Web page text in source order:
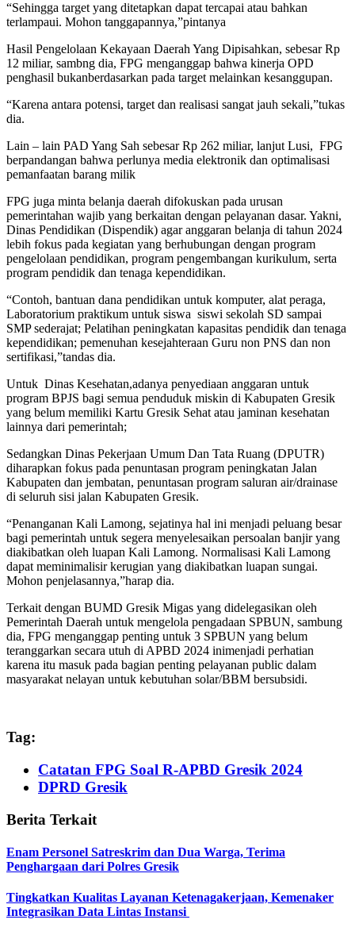
“Sehingga target yang ditetapkan dapat tercapai atau bahkan
terlampaui. Mohon tanggapannya,”pintanya
Hasil Pengelolaan Kekayaan Daerah Yang Dipisahkan, sebesar Rp
12 miliar, sambng dia, FPG menganggap bahwa kinerja OPD
penghasil bukanberdasarkan pada target melainkan kesanggupan.
“Karena antara potensi, target dan realisasi sangat jauh sekali,”tukas
dia.
Lain – lain PAD Yang Sah sebesar Rp 262 miliar, lanjut Lusi, FPG
berpandangan bahwa perlunya media elektronik dan optimalisasi
pemanfaatan barang milik
FPG juga minta belanja daerah difokuskan pada urusan
pemerintahan wajib yang berkaitan dengan pelayanan dasar. Yakni,
Dinas Pendidikan (Dispendik) agar anggaran belanja di tahun 2024
lebih fokus pada kegiatan yang berhubungan dengan program
pengelolaan pendidikan, program pengembangan kurikulum, serta
program pendidik dan tenaga kependidikan.
“Contoh, bantuan dana pendidikan untuk komputer, alat peraga,
Laboratorium praktikum untuk siswa siswi sekolah SD sampai
SMP sederajat; Pelatihan peningkatan kapasitas pendidik dan tenaga
kependidikan; pemenuhan kesejahteraan Guru non PNS dan non
sertifikasi,”tandas dia.
Untuk Dinas Kesehatan,adanya penyediaan anggaran untuk
program BPJS bagi semua penduduk miskin di Kabupaten Gresik
yang belum memiliki Kartu Gresik Sehat atau jaminan kesehatan
lainnya dari pemerintah;
Sedangkan Dinas Pekerjaan Umum Dan Tata Ruang (DPUTR)
diharapkan fokus pada penuntasan program peningkatan Jalan
Kabupaten dan jembatan, penuntasan program saluran air/drainase
di seluruh sisi jalan Kabupaten Gresik.
“Penanganan Kali Lamong, sejatinya hal ini menjadi peluang besar
bagi pemerintah untuk segera menyelesaikan persoalan banjir yang
diakibatkan oleh luapan Kali Lamong. Normalisasi Kali Lamong
dapat meminimalisir kerugian yang diakibatkan luapan sungai.
Mohon penjelasannya,”harap dia.
Terkait dengan BUMD Gresik Migas yang didelegasikan oleh
Pemerintah Daerah untuk mengelola pengadaan SPBUN, sambung
dia, FPG menganggap penting untuk 3 SPBUN yang belum
teranggarkan secara utuh di APBD 2024 inimenjadi perhatian
karena itu masuk pada bagian penting pelayanan public dalam
masyarakat nelayan untuk kebutuhan solar/BBM bersubsidi.
Tag:
Catatan FPG Soal R-APBD Gresik 2024
DPRD Gresik
Berita Terkait
Enam Personel Satreskrim dan Dua Warga, Terima
Penghargaan dari Polres Gresik
Tingkatkan Kualitas Layanan Ketenagakerjaan, Kemenaker
Integrasikan Data Lintas Instansi